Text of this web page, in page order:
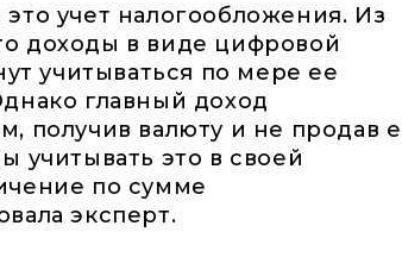
учет налогообложения. Из
доходы в виде цифровой
учитываться по мере ее
главный доход
получив валюту и не продав
учитывать это в своей
по сумме
эксперт.